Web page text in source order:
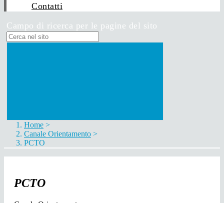
Contatti
Campo di ricerca per le pagine del sito
Home >
Canale Orientamento >
PCTO
PCTO